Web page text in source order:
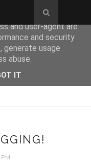
deliver its services
and user-agent are
and security
generate usage
abuse.
IT